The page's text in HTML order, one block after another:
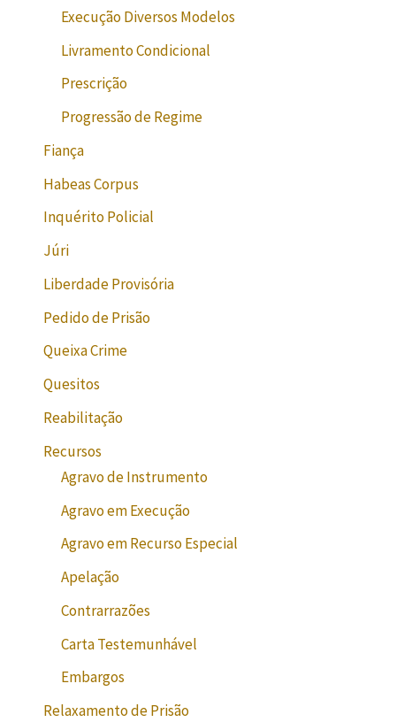
Execução Diversos Modelos
Livramento Condicional
Prescrição
Progressão de Regime
Fiança
Habeas Corpus
Inquérito Policial
Júri
Liberdade Provisória
Pedido de Prisão
Queixa Crime
Quesitos
Reabilitação
Recursos
Agravo de Instrumento
Agravo em Execução
Agravo em Recurso Especial
Apelação
Contrarrazões
Carta Testemunhável
Embargos
Relaxamento de Prisão